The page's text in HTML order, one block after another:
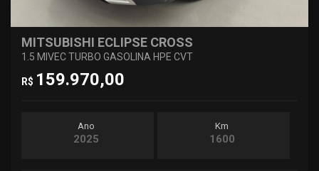
MITSUBISHI ECLIPSE CROSS
1.5 MIVEC TURBO GASOLINA HPE CVT
R$ 159.970,00
Ano
2025
Km
1600